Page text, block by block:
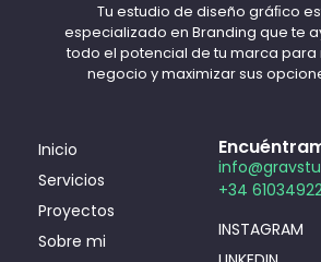
Inicio
Servicios
Proyectos
Sobre mi
Tu estudio de diseño gráﬁco
especializado en Branding que te
todo el potencial de tu marca para
negocio y maximizar sus
+34
INSTAGRAM